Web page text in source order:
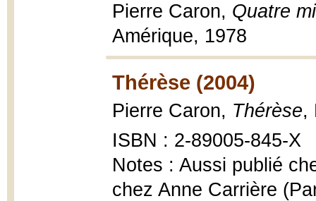
Pierre Caron, Quatre
Amérique, 1978
Thérèse (2004)
Pierre Caron, Thérèse,
ISBN : 2-89005-845-X
Notes : Aussi publié
chez Anne Carrière